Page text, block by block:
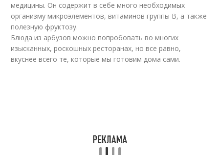
медицины. Он содержит в себе много необходимых
организму микроэлементов, витаминов группы В, а также
полезную фруктозу.
Блюда из арбузов можно попробовать во многих
изысканных, роскошных ресторанах, но все равно,
вкуснее всего те, которые мы готовим дома сами.